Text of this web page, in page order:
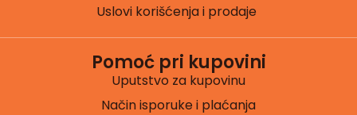
Uslovi korišćenja i prodaje
Pomoć pri kupovini
Uputstvo za kupovinu
Način isporuke i plaćanja